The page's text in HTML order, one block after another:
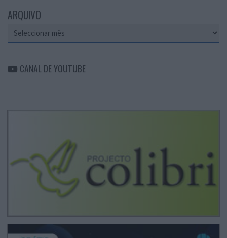
ARQUIVO
Arquivo
CANAL DE YOUTUBE